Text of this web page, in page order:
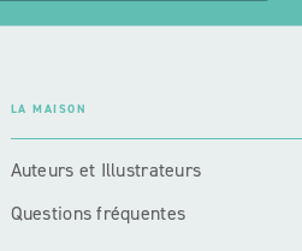
LA MAISON
Auteurs et Illustrateurs
Questions fréquentes